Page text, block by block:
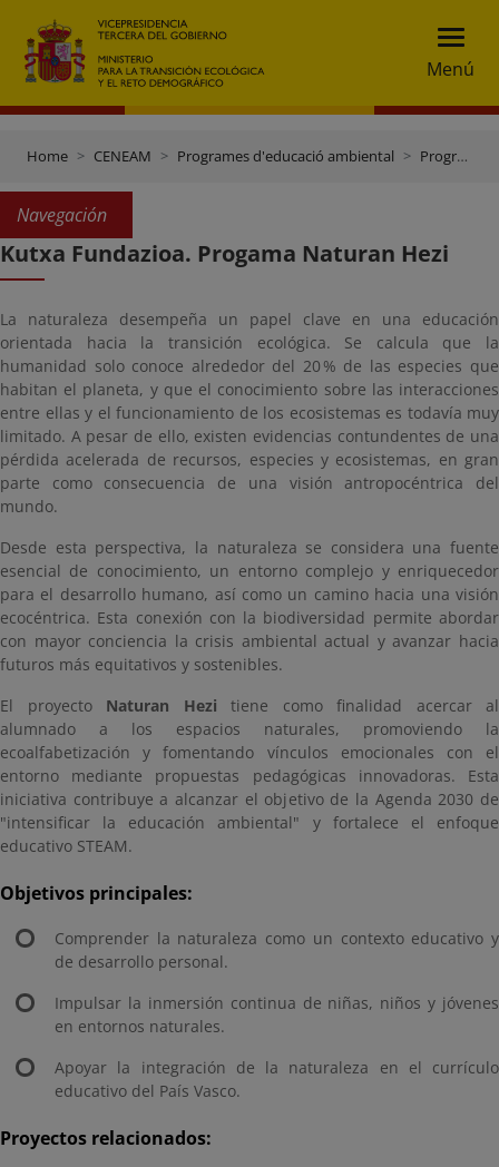
Menú
Home CENEAM Programes d'educació ambiental Programes d'altres entitats
Navegación
Kutxa Fundazioa. Progama Naturan Hezi
La naturaleza desempeña un papel clave en una educación
orientada hacia la transición ecológica. Se calcula que la
humanidad solo conoce alrededor del 20 % de las especies que
habitan el planeta, y que el conocimiento sobre las interacciones
entre ellas y el funcionamiento de los ecosistemas es todavía muy
limitado. A pesar de ello, existen evidencias contundentes de una
pérdida acelerada de recursos, especies y ecosistemas, en gran
parte como consecuencia de una visión antropocéntrica del
mundo.
Desde esta perspectiva, la naturaleza se considera una fuente
esencial de conocimiento, un entorno complejo y enriquecedor
para el desarrollo humano, así como un camino hacia una visión
ecocéntrica. Esta conexión con la biodiversidad permite abordar
con mayor conciencia la crisis ambiental actual y avanzar hacia
futuros más equitativos y sostenibles.
El proyecto Naturan Hezi tiene como finalidad acercar al
alumnado a los espacios naturales, promoviendo la
ecoalfabetización y fomentando vínculos emocionales con el
entorno mediante propuestas pedagógicas innovadoras. Esta
iniciativa contribuye a alcanzar el objetivo de la Agenda 2030 de
"intensificar la educación ambiental" y fortalece el enfoque
educativo STEAM.
Objetivos principales:
Comprender la naturaleza como un contexto educativo y
de desarrollo personal.
Impulsar la inmersión continua de niñas, niños y jóvenes
en entornos naturales.
Apoyar la integración de la naturaleza en el currículo
educativo del País Vasco.
Proyectos relacionados: